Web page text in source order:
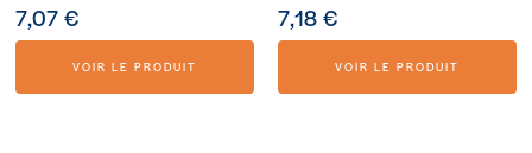
7,07 €
VOIR LE PRODUIT
7,18 €
VOIR LE PRODUIT